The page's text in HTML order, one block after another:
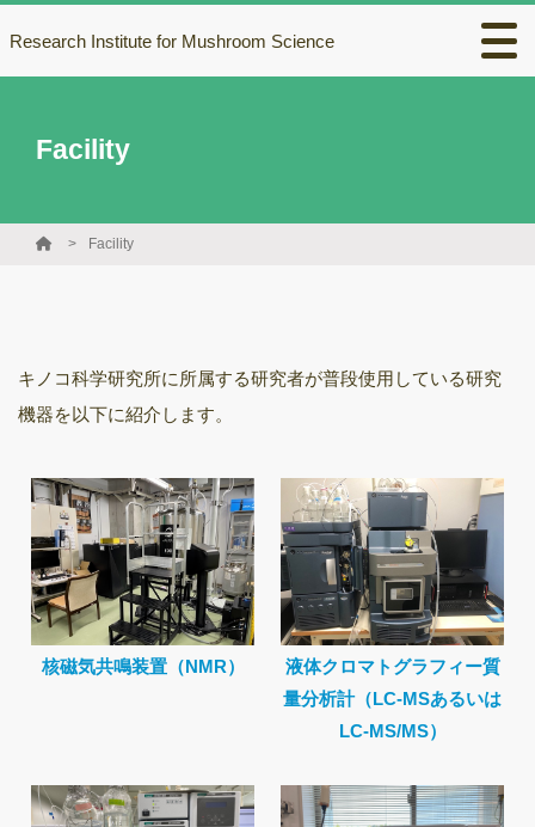
Research Institute for Mushroom Science
Facility
Facility
キノコ科学研究所に所属する研究者が普段使用している研究
機器を以下に紹介します。
核磁気共鳴装置（NMR）
液体クロマトグラフィー質
量分析計（LC-MSあるいは
LC-MS/MS）